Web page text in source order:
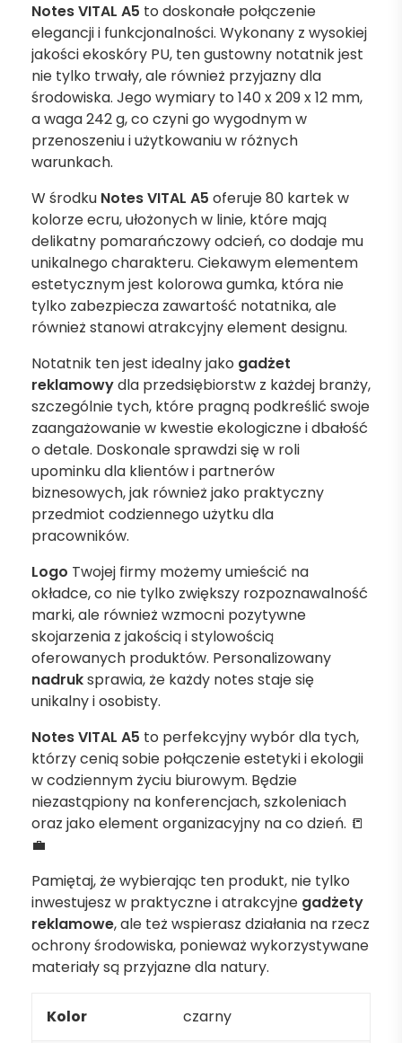
Notes VITAL A5 to doskonałe połączenie
elegancji i funkcjonalności. Wykonany z wysokiej
jakości ekoskóry PU, ten gustowny notatnik jest
nie tylko trwały, ale również przyjazny dla
środowiska. Jego wymiary to 140 x 209 x 12 mm,
a waga 242 g, co czyni go wygodnym w
przenoszeniu i użytkowaniu w różnych
warunkach.
W środku Notes VITAL A5 oferuje 80 kartek w
kolorze ecru, ułożonych w linie, które mają
delikatny pomarańczowy odcień, co dodaje mu
unikalnego charakteru. Ciekawym elementem
estetycznym jest kolorowa gumka, która nie
tylko zabezpiecza zawartość notatnika, ale
również stanowi atrakcyjny element designu.
Notatnik ten jest idealny jako gadżet
reklamowydla przedsiębiorstw z każdej branży,
szczególnie tych, które pragną podkreślić swoje
zaangażowanie w kwestie ekologiczne i dbałość
o detale. Doskonale sprawdzi się w roli
upominku dla klientów i partnerów
biznesowych, jak również jako praktyczny
przedmiot codziennego użytku dla
pracowników.
Logo Twojej firmy możemy umieścić na
okładce, co nie tylko zwiększy rozpoznawalność
marki, ale również wzmocni pozytywne
skojarzenia z jakością i stylowością
oferowanych produktów. Personalizowany
nadruksprawia, że każdy notes staje się
unikalny i osobisty.
Notes VITAL A5 to perfekcyjny wybór dla tych,
którzy cenią sobie połączenie estetyki i ekologii
w codziennym życiu biurowym. Będzie
niezastąpiony na konferencjach, szkoleniach
oraz jako element organizacyjny na co dzień. 📒
💼
Pamiętaj, że wybierając ten produkt, nie tylko
inwestujesz w praktyczne i atrakcyjne gadżety
reklamowe, ale też wspierasz działania na rzecz
ochrony środowiska, ponieważ wykorzystywane
materiały są przyjazne dla natury.
Kolor czarny